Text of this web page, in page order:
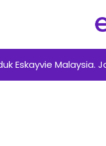
Eskayvie Malaysia.